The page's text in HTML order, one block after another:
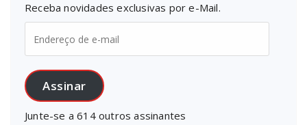
Receba novidades exclusivas por e-Mail.
de
e-
mail
Assinar
Junte-se a 614 outros assinantes